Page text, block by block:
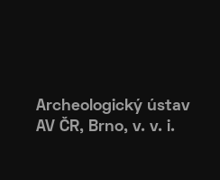
Archeologický ústav
AV ČR, Brno, v. v. i.